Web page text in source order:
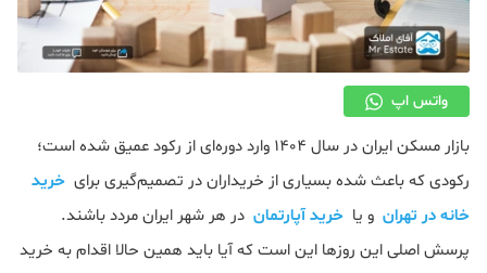
همایش و نمایشگاه
واتس اپ
بازار مسکن ایران در سال 1404 وارد دوره‌ای از رکود عمیق شده است؛
رکودی که باعث شده بسیاری از خریداران در تصمیم‌گیری برای خرید
خانه در تهران و یا خرید آپارتمان در هر شهر ایران مردد باشند.
پرسش اصلی این روزها این است که آیا باید همین حالا اقدام به خرید